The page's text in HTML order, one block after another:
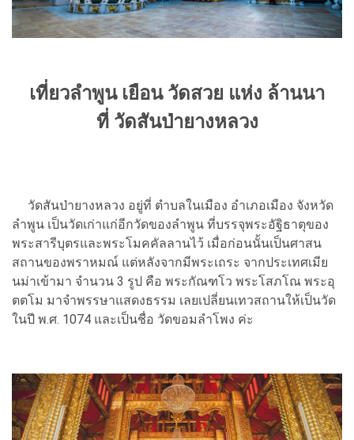
เที่ยวลำพูน เยือน วัดสวย แห่ง ล้านนา
ที่ วัดสันป่ายางหลวง
วัดสันป่ายางหลวง อยู่ที่ ตำบลในเมือง อำเภอเมือง จังหวัด
ลำพูน เป็นวัดเก่าแก่อีกวัดของลำพูน ที่บรรจุพระอัฐิธาตุของ
พระสารีบุตรและพระโมคคัลลานไว้ เมื่อก่อนนั้นเป็นศาสน
สถานของพราหมณ์ แต่หลังจากมีพระเถระ จากประเทศเมีย
นม่าเข้ามา จำนวน 3 รูป คือ พระกัณฑโว พระโสภโณ พระอุ
ตตโม มาจำพรรษาแสดงธรรม เลยเปลี่ยนเทวสถานให้เป็นวัด
ในปี พ.ศ. 1074 และเป็นชื่อ วัดขอมลำโพง ค่ะ